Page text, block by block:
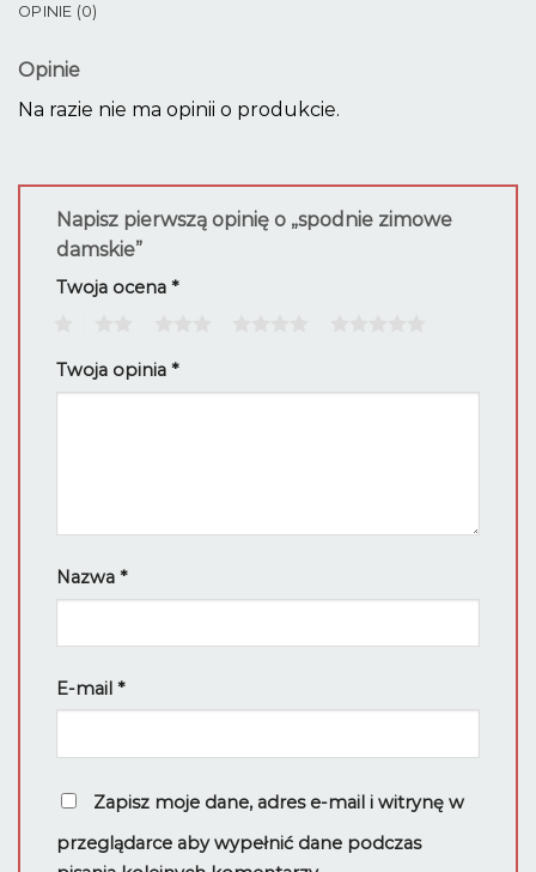
OPINIE (0)
Opinie
Na razie nie ma opinii o produkcie.
Napisz pierwszą opinię o „spodnie zimowe
damskie”
Twoja ocena *
Twoja opinia *
Nazwa *
E-mail *
Zapisz moje dane, adres e-mail i witrynę w
przeglądarce aby wypełnić dane podczas